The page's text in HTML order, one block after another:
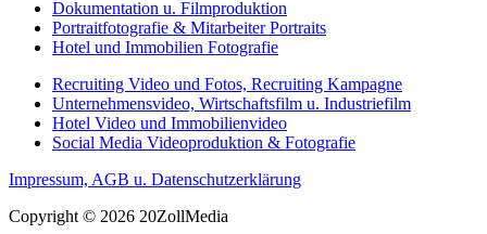
Dokumentation u. Filmproduktion
Portraitfotografie & Mitarbeiter Portraits
Hotel und Immobilien Fotografie
Recruiting Video und Fotos, Recruiting Kampagne
Unternehmensvideo, Wirtschaftsfilm u. Industriefilm
Hotel Video und Immobilienvideo
Social Media Videoproduktion & Fotografie
Impressum, AGB u. Datenschutzerklärung
Copyright © 2026 20ZollMedia